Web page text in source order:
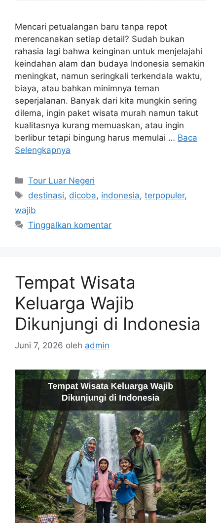
Mencari petualangan baru tanpa repot
merencanakan setiap detail? Sudah bukan
rahasia lagi bahwa keinginan untuk menjelajahi
keindahan alam dan budaya Indonesia semakin
meningkat, namun seringkali terkendala waktu,
biaya, atau bahkan minimnya teman
seperjalanan. Banyak dari kita mungkin sering
dilema, ingin paket wisata murah namun takut
kualitasnya kurang memuaskan, atau ingin
berlibur tetapi bingung harus memulai … Baca
Selengkapnya
Kategori
Tour Luar Negeri
Tag
destinasi, dicoba, indonesia,terpopuler,
wajib
Tinggalkan komentar
Tempat Wisata
Keluarga Wajib
Dikunjungi di Indonesia
Juni 7, 2026 oleh admin